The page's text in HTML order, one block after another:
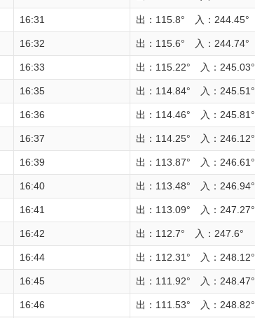
16:31 出：115.8° 入：244.45°
16:32 出：115.6° 入：244.74°
16:33 出：115.22° 入：245.03°
16:35 出：114.84° 入：245.51°
16:36 出：114.46° 入：245.81°
16:37 出：114.25° 入：246.12°
16:39 出：113.87° 入：246.61°
16:40 出：113.48° 入：246.94°
16:41 出：113.09° 入：247.27°
16:42 出：112.7° 入：247.6°
16:44 出：112.31° 入：248.12°
16:45 出：111.92° 入：248.47°
16:46 出：111.53° 入：248.82°